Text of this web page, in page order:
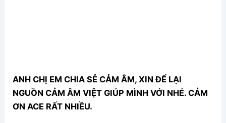
ANH CHỊ EM CHIA SẺ CẢM ÂM, XIN ĐỂ LẠI
NGUỒN CẢM ÂM VIỆT GIÚP MÌNH VỚI NHÉ. CẢM
ƠN ACE RẤT NHIỀU.